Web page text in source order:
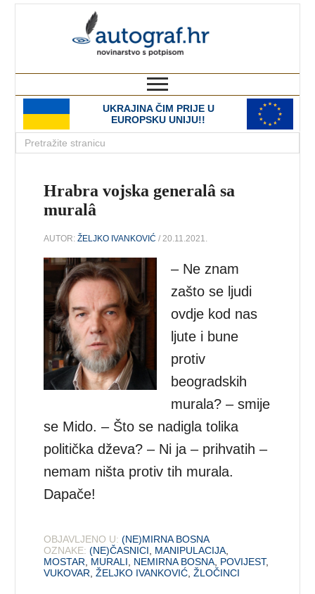
UKRAJINA ČIM PRIJE U
EUROPSKU UNIJU!!
Hrabra vojska generalâ sa
muralâ
AUTOR:ŽELJKO IVANKOVIĆ / 20.11.2021.
– Ne znam
zašto se ljudi
ovdje kod nas
ljute i bune
protiv
beogradskih
murala? – smije
se Mido. – Što se nadigla tolika
politička dževa? – Ni ja – prihvatih –
nemam ništa protiv tih murala.
Dapače!
OBJAVLJENO U: (NE)MIRNA BOSNA
OZNAKE: (NE)ČASNICI MANIPULACIJA
MOSTAR
MURALI NEMIRNA BOSNA POVIJEST,
VUKOVAR ,ŽELJKO IVANKOVIĆ ,ŽLOČINCI